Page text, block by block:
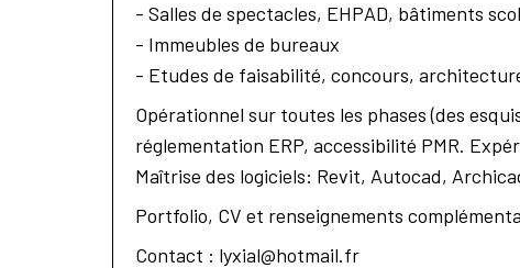
- Salles de spectacles, EHPAD, bâtiments
- Immeubles de bureaux
- Etudes de faisabilité, concours,
Opérationnel sur toutes les phases (des
réglementation ERP, accessibilité PMR.
Maîtrise des logiciels: Revit, Autocad,
Portfolio, CV et renseignements
Contact : lyxial@hotmail.fr